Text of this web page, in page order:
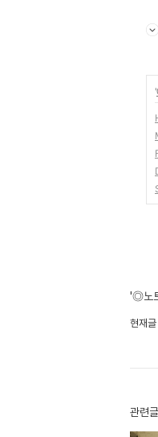
'
'◎노
현재글
관련글